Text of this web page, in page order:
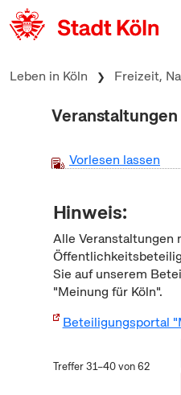
zum Inhalt springen
Leben in Köln Freizeit,
Veranstaltungen
Vorlesen lassen
Hinweis:
Alle Veranstaltungen
Sie auf unserem
"Meinung für Köln".
Beteiligungsportal
Treffer 31–40 von 62